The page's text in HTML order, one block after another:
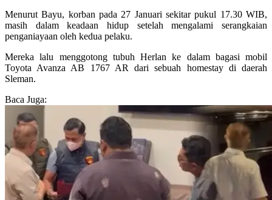
Menurut Bayu, korban pada 27 Januari sekitar pukul 17.30 WIB,
masih dalam keadaan hidup setelah mengalami serangkaian
penganiayaan oleh kedua pelaku.
Mereka lalu menggotong tubuh Herlan ke dalam bagasi mobil
Toyota Avanza AB 1767 AR dari sebuah homestay di daerah
Sleman.
Baca Juga: